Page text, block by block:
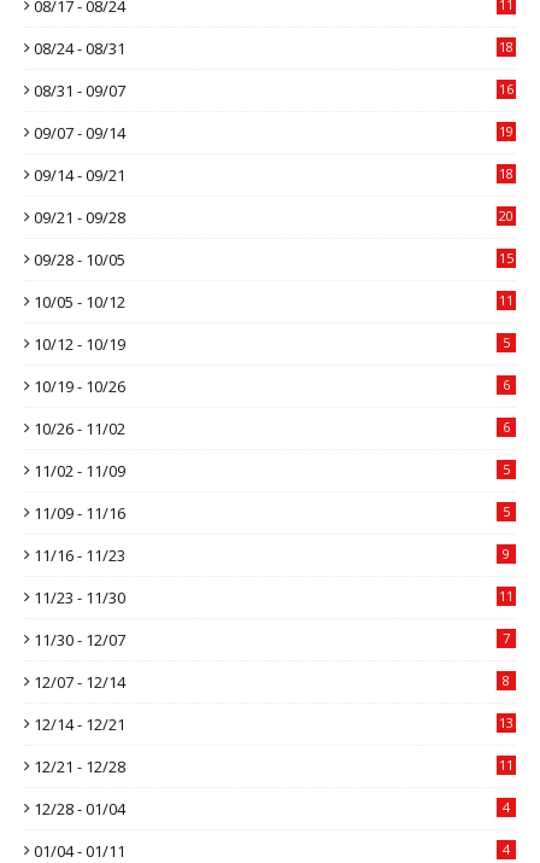
08/17 - 08/24 11
08/24 - 08/31 18
08/31 - 09/07 16
09/07 - 09/14 19
09/14 - 09/21 18
09/21 - 09/28 20
09/28 - 10/05 15
10/05 - 10/12 11
10/12 - 10/19 5
10/19 - 10/26 6
10/26 - 11/02 6
11/02 - 11/09 5
11/09 - 11/16 5
11/16 - 11/23 9
11/23 - 11/30 11
11/30 - 12/07 7
12/07 - 12/14 8
12/14 - 12/21 13
12/21 - 12/28 11
12/28 - 01/04 4
01/04 - 01/11 4